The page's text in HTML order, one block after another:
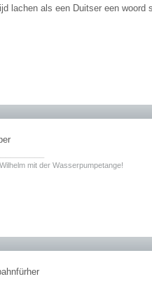
lachen als een Duitser een
mit der Wasserpumpetange!